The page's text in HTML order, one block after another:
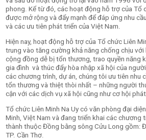
phong . Kể từ đó, các hoạt động hỗ trợ của Tổ
được mở rộng và đẩy mạnh để đáp ứng nhu
và các ưu tiên phát triển của Việt Nam.
Hiện nay, hoạt động hỗ trợ của Tổ chức Liên
trung vàotăng cường khả năng chống chịu
cộng đồng dễ bị tổn thương, trao quyền năng
gia đình và thúc đẩy hòa nhập xã hội của
các chương trình, dự án, chúng tôi ưu tiên nhu
tổn thương và thiệt thòi nhất – những người
cận với các dịch vụ xã hội cũng như cơ hội
Tổ chức Liên Minh Na Uy có văn phòng đại
Minh, Việt Nam và đang triển khai các chương
thành thuộc Đồng bằng sông Cửu Long gồm:
TP. Cần Thơ.